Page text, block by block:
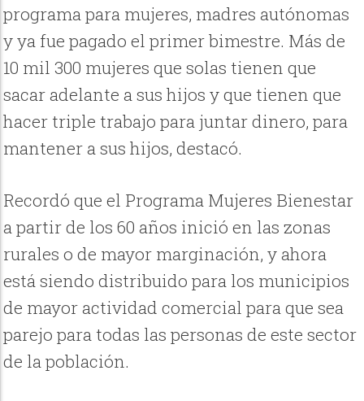
programa para mujeres, madres autónomas
y ya fue pagado el primer bimestre. Más de
10 mil 300 mujeres que solas tienen que
sacar adelante a sus hijos y que tienen que
hacer triple trabajo para juntar dinero, para
mantener a sus hijos, destacó.
Recordó que el Programa Mujeres Bienestar
a partir de los 60 años inició en las zonas
rurales o de mayor marginación, y ahora
está siendo distribuido para los municipios
de mayor actividad comercial para que sea
parejo para todas las personas de este sector
de la población.